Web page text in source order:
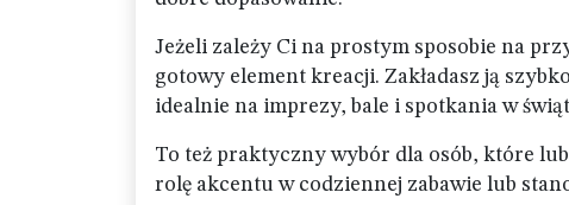
Jeżeli zależy Ci na prostym sposobie na
gotowy element kreacji. Zakładasz ją
idealnie na imprezy, bale i spotkania w
To też praktyczny wybór dla osób, które
rolę akcentu w codziennej zabawie lub